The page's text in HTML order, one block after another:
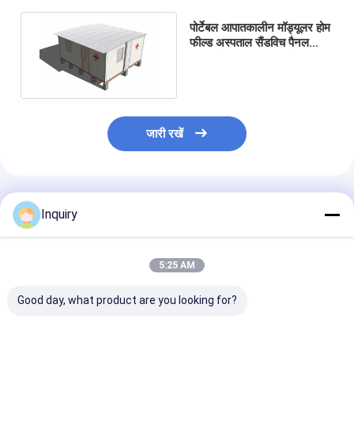
पोर्टेबल आपातकालीन मॉड्यूलर होम
फील्ड अस्पताल सैंडविच पैनल
जारी रखें
अनुशंसित उत्पाद
Inquiry
5:25 AM
Good day, what product are you looking for?